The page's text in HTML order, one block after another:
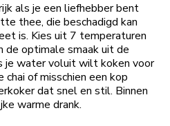
als je een liefhebber bent
thee, die beschadigd kan
is. Kies uit 7 temperaturen
de optimale smaak uit de
je water voluit wilt koken voor
of misschien een kop
dat snel en stil. Binnen
warme drank.